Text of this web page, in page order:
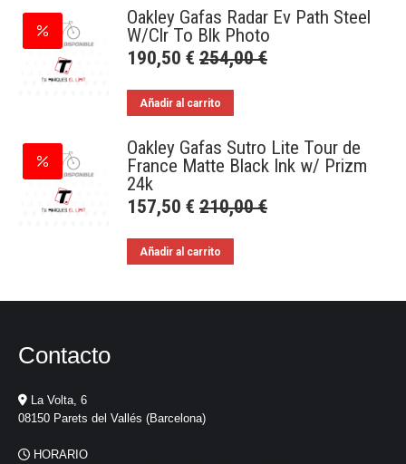
Oakley Gafas Radar Ev Path Steel
W/Clr To Blk Photo
190,50 € 254,00€
Añadir al carrito
Oakley Gafas Sutro Lite Tour de
France Matte Black Ink w/ Prizm
24k
157,50 € 210,00€
Añadir al carrito
Contacto
La Volta, 6
08150 Parets del Vallés (Barcelona)
HORARIO